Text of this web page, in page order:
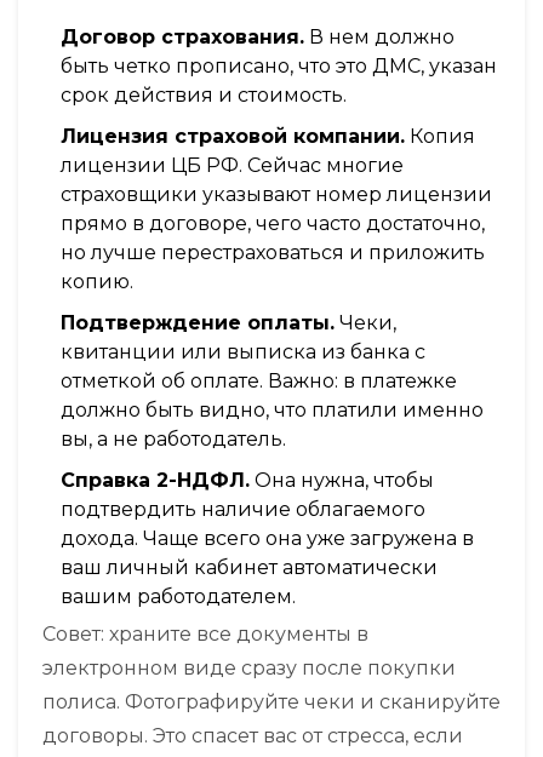
Договор страхования. В нем должно
быть четко прописано, что это ДМС, указан
срок действия и стоимость.
Лицензия страховой компании. Копия
лицензии ЦБ РФ. Сейчас многие
страховщики указывают номер лицензии
прямо в договоре, чего часто достаточно,
но лучше перестраховаться и приложить
копию.
Подтверждение оплаты. Чеки,
квитанции или выписка из банка с
отметкой об оплате. Важно: в платежке
должно быть видно, что платили именно
вы, а не работодатель.
Справка 2-НДФЛ. Она нужна, чтобы
подтвердить наличие облагаемого
дохода. Чаще всего она уже загружена в
ваш личный кабинет автоматически
вашим работодателем.
Совет: храните все документы в
электронном виде сразу после покупки
полиса. Фотографируйте чеки и сканируйте
договоры. Это спасет вас от стресса, если